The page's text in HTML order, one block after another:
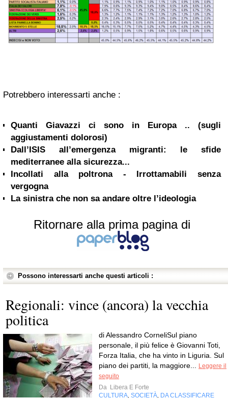
Potrebbero interessarti anche :
Quanti Giavazzi ci sono in Europa .. (sugli
aggiustamenti dolorosi)
Dall’ISIS all’emergenza migranti: le sfide
mediterranee alla sicurezza...
Incollati alla poltrona - Irrottamabili senza
vergogna
La sinistra che non sa andare oltre l’ideologia
Ritornare alla prima pagina di
Possono interessarti anche questi articoli :
Regionali: vince (ancora) la vecchia
politica
di Alessandro CorneliSul piano
personale, il più felice è Giovanni Toti,
Forza Italia, che ha vinto in Liguria. Sul
piano dei partiti, la maggiore... Leggere il
seguito
Da Libera E Forte
CULTURA, SOCIETÀ, DA CLASSIFICARE